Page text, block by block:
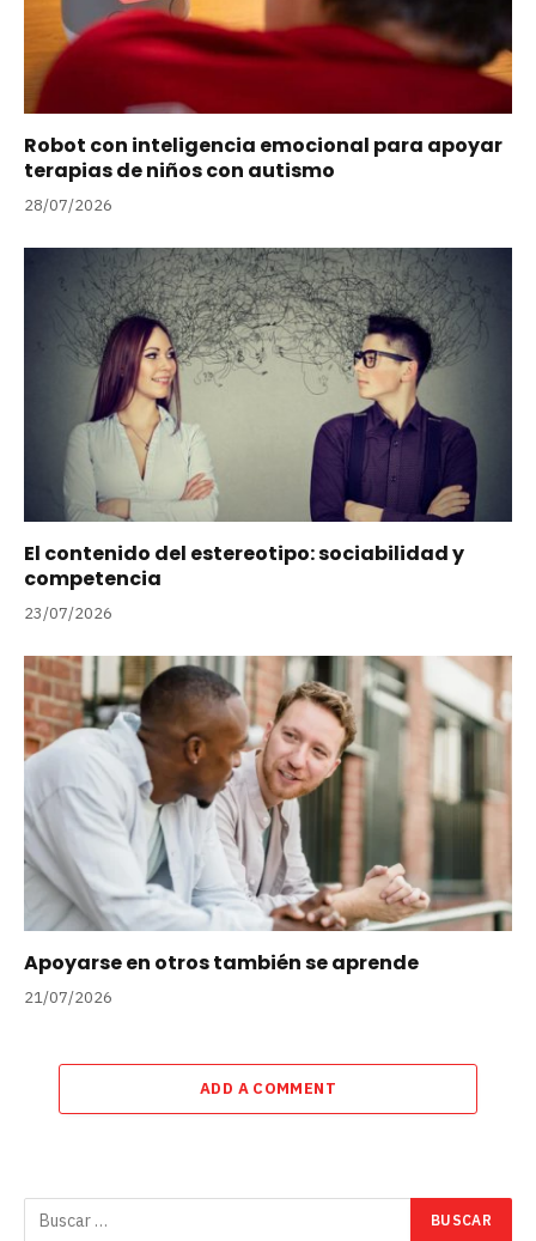
Robot con inteligencia emocional para apoyar
terapias de niños con autismo
28/07/2026
El contenido del estereotipo: sociabilidad y
competencia
23/07/2026
Apoyarse en otros también se aprende
21/07/2026
ADD A COMMENT